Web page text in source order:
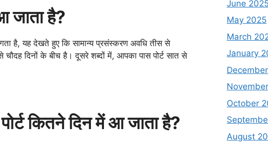
जाता है?
है, यह देखते हुए कि सामान्य प्रसंस्करण अवधि तीस से
दिनों के बीच है। दूसरे शब्दों में, आपका पास पोर्ट सात से
कितने दिन में आ जाता है?
June
May 2025
March
January
October
August